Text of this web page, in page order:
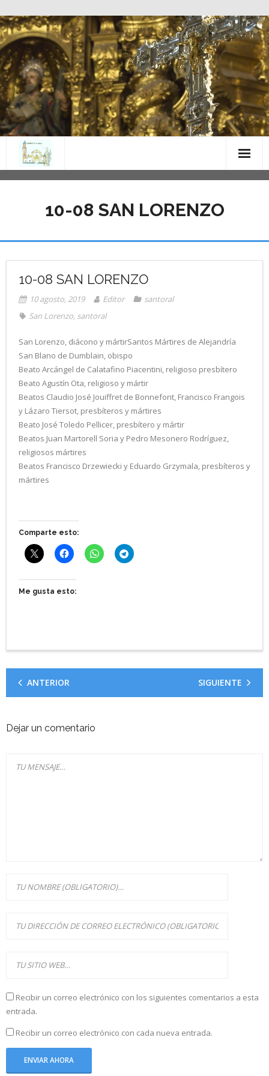
Saltar
al
contenido
10-08 SAN LORENZO
10-08 SAN LORENZO
10 agosto, 2019 Editor
santoral
San Lorenzo, santoral
San Lorenzo, diácono y mártirSantos Mártires de Alejandría
San Blano de Dumblain, obispo
Beato Arcángel de Calatafino Piacentini, religioso presbítero
Beato Agustín Ota, religioso y mártir
Beatos Claudio José Jouiffret de Bonnefont, Francisco Frangois
y Lázaro Tiersot, presbíteros y mártires
Beato José Toledo Pellicer, presbítero y mártir
Beatos Juan Martorell Soria y Pedro Mesonero Rodríguez,
religiosos mártires
Beatos Francisco Drzewiecki y Eduardo Grzymala, presbíteros y
mártires
Comparte esto:
Me gusta esto:
ANTERIOR SIGUIENTE
Dejar un comentario
Recibir un correo electrónico con los siguientes comentarios a esta
entrada.
Recibir un correo electrónico con cada nueva entrada.